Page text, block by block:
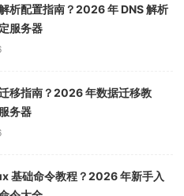
析配置指南？2026 年 DNS 解析
服务器
移指南？2026 年数据迁移教
务器
基础命令教程？2026 年新手入